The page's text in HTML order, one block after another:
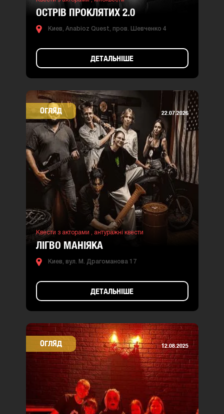
ОСТРІВ ПРОКЛЯТИХ 2.0
Киев, Anabioz Quest, пров. Шевченко 4
ДЕТАЛЬНІШЕ
ОГЛЯД 22.07.2026
Квести з акторами , антуражні квести
ЛІГВО МАНІЯКА
Киев, вул. М. Драгоманова 17
ДЕТАЛЬНІШЕ
ОГЛЯД 12.08.2025